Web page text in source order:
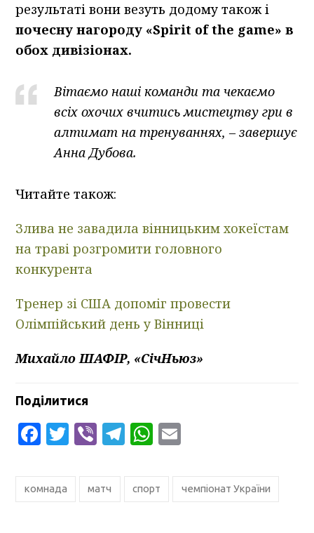
результаті вони везуть додому також і
почесну нагороду «Spirit of the game» в
обох дивізіонах.
Вітаємо наші команди та чекаємо
всіх охочих вчитись мистецтву гри в
алтимат на тренуваннях, – завершує
Анна Дубова.
Читайте також:
Злива не завадила вінницьким хокеїстам
на траві розгромити головного
конкурента
Тренер зі США допоміг провести
Олімпійський день у Вінниці
Михайло ШАФІР, «СічНьюз»
Поділитися
Facebook
Twitter
ViberTelegram
WhatsApp
комнада матч спорт чемпіонат України